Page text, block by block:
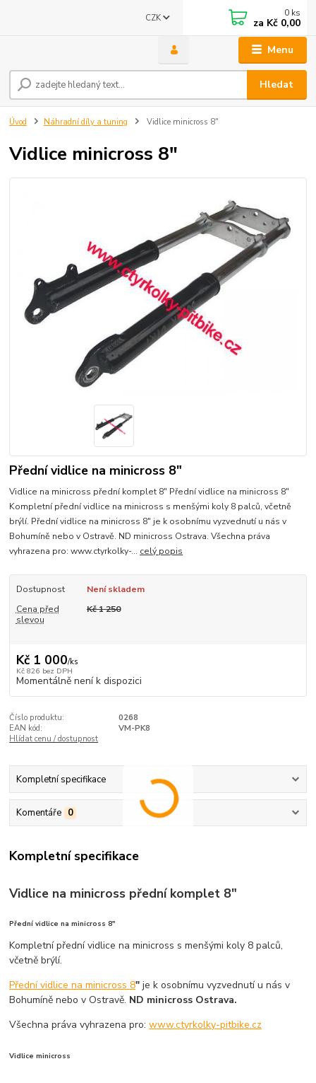
Menu
CZK
Hledat
0 ks
za Kč 0,00
Úvod Náhradní díly a tuning Vidlice minicross 8"
Vidlice minicross 8"
Přední vidlice na minicross 8"
Vidlice na minicross přední komplet 8" Přední vidlice na minicross 8"
Kompletní přední vidlice na minicross s menšými koly 8 palců, včetně
brýlí. Přední vidlice na minicross 8" je k osobnímu vyzvednutí u nás v
Bohumíně nebo v Ostravě. ND minicross Ostrava. Všechna práva
vyhrazena pro: www.ctyrkolky-... celý popis
Dostupnost
Není skladem
Cena před
slevou
Kč 1 250
Kč 1 000/ks
Kč 826 bez DPH
Momentálně není k dispozici
Číslo produktu:
0268
EAN kód:
VM-PK8
Hlídat cenu / dostupnost
Kompletní specifikace
Komentáře 0
Kompletní specifikace
Vidlice na minicross přední komplet 8"
Přední vidlice na minicross 8"
Kompletní přední vidlice na minicross s menšými koly 8 palců,
včetně brýlí.
Přední vidlice na minicross 8"je k osobnímu vyzvednutí u nás v
Bohumíně nebo v Ostravě. ND minicross Ostrava.
Všechna práva vyhrazena pro:www.ctyrkolky-pitbike.cz
Vidlice minicross